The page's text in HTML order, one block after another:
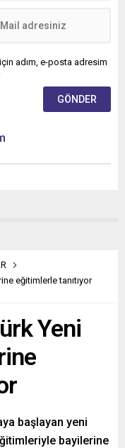
adım, e-posta adresim
eğitimlerle tanıtıyor
Yeni
başlayan yeni
bayilerine